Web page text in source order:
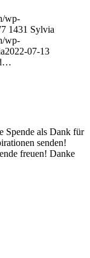
wp-
1431 Sylvia
wp-
2022-07-13
Spende als Dank für
senden!
freuen! Danke